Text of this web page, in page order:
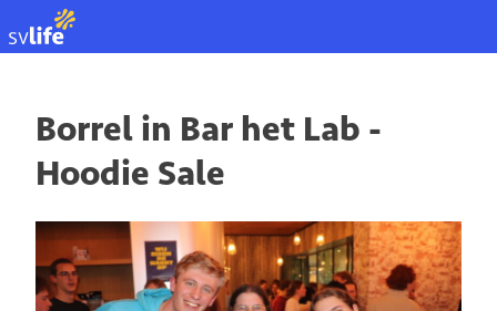
Borrel in Bar het Lab -
Hoodie Sale